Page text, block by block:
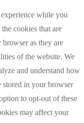
while you
cookies that are
browser as they are
of the website. We
and understand how
stored in your browser
to opt-out of these
may affect your